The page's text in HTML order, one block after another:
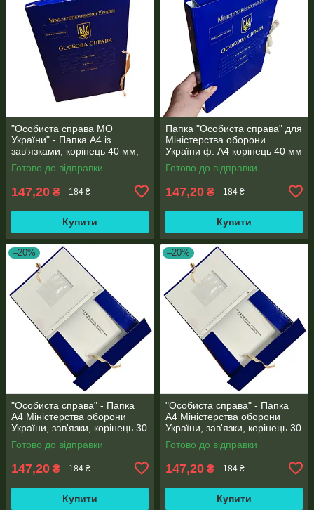
"Особиста справа МО
України" - Папка А4 із
зав'язками, корінець 40 мм,
матове PP-покриття
Готово до відправки
147,20 ₴ 184 ₴
Купити
Папка "Особиста справа" для
Міністерства оборони
України ф. А4 корінець 40 мм
PP-глянець покриття
Готово до відправки
147,20 ₴ 184 ₴
Купити
–20%
"Особиста справа" - Папка
А4 Міністерства оборони
України, зав'язки, корінець 30
мм, глянець PP-покриття
Готово до відправки
147,20 ₴ 184 ₴
Купити
–20%
"Особиста справа" - Папка
А4 Міністерства оборони
України, зав'язки, корінець 30
мм, матове PP-покриття
Готово до відправки
147,20 ₴ 184 ₴
Купити